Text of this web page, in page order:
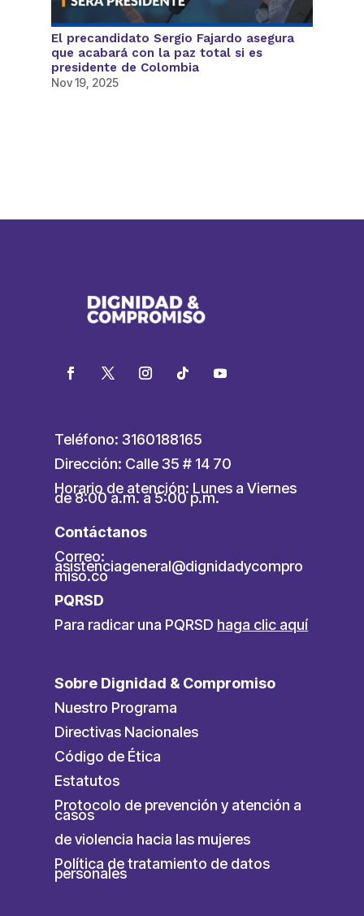
El precandidato Sergio Fajardo asegura
que acabará con la paz total si es
presidente de Colombia
Nov 19, 2025
Teléfono: 3160188165
Dirección: Calle 35 # 14 70
Horario de atención: Lunes a Viernes
de 8:00 a.m. a 5:00 p.m.
Contáctanos
Correo:
asistenciageneral@dignidadycompro
miso.co
PQRSD
Para radicar una PQRSD haga clic aquí
Sobre Dignidad & Compromiso
Nuestro Programa
Directivas Nacionales
Código de Ética
Estatutos
Protocolo de prevención y atención a
casos
de violencia hacia las mujeres
Política de tratamiento de datos
personales